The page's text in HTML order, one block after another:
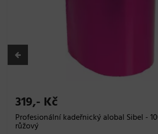
319,- Kč
Profesionální kadeřnický alobal Sibel -
růžový